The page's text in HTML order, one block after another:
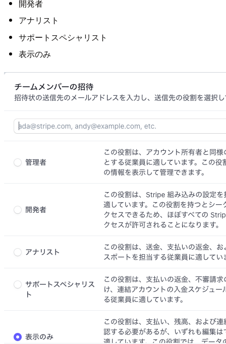
開発者
アナリスト
サポートスペシャリスト
表示のみ